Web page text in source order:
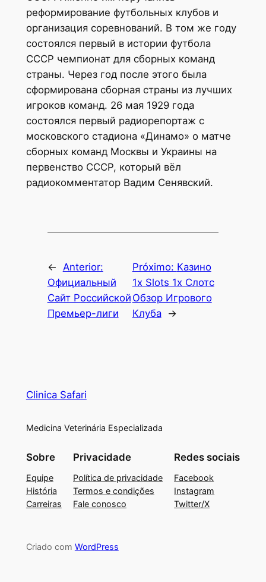
реформирование футбольных клубов и
организация соревнований. В том же году
состоялся первый в истории футбола
СССР чемпионат для сборных команд
страны. Через год после этого была
сформирована сборная страны из лучших
игроков команд. 26 мая 1929 года
состоялся первый радиорепортаж с
московского стадиона «Динамо» о матче
сборных команд Москвы и Украины на
первенство СССР, который вёл
радиокомментатор Вадим Сенявский.
← Anterior:
Официальный
Сайт Российской
Премьер-лиги
Próximo: Казино
1x Slots 1x Слотс
Обзор Игрового
Клуба
→
Clinica Safari
Medicina Veterinária Especializada
Sobre
Equipe
História
Carreiras
Privacidade
Política de privacidade
Termos e condições
Fale conosco
Redes sociais
Facebook
Instagram
Twitter/X
Criado com WordPress